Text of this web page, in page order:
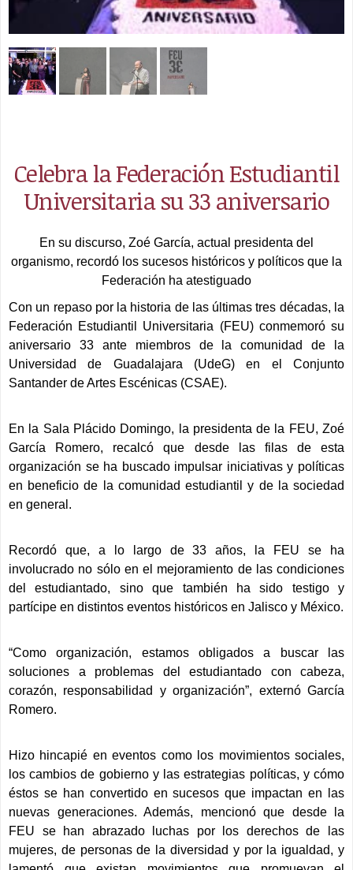
Celebra la Federación Estudiantil
Universitaria su 33 aniversario
En su discurso, Zoé García, actual presidenta del
organismo, recordó los sucesos históricos y políticos que la
Federación ha atestiguado
Con un repaso por la historia de las últimas tres décadas, la
Federación Estudiantil Universitaria (FEU) conmemoró su
aniversario 33 ante miembros de la comunidad de la
Universidad de Guadalajara (UdeG) en el Conjunto
Santander de Artes Escénicas (CSAE).
En la Sala Plácido Domingo, la presidenta de la FEU, Zoé
García Romero, recalcó que desde las filas de esta
organización se ha buscado impulsar iniciativas y políticas
en beneficio de la comunidad estudiantil y de la sociedad
en general.
Recordó que, a lo largo de 33 años, la FEU se ha
involucrado no sólo en el mejoramiento de las condiciones
del estudiantado, sino que también ha sido testigo y
partícipe en distintos eventos históricos en Jalisco y México.
“Como organización, estamos obligados a buscar las
soluciones a problemas del estudiantado con cabeza,
corazón, responsabilidad y organización”, externó García
Romero.
Hizo hincapié en eventos como los movimientos sociales,
los cambios de gobierno y las estrategias políticas, y cómo
éstos se han convertido en sucesos que impactan en las
nuevas generaciones. Además, mencionó que desde la
FEU se han abrazado luchas por los derechos de las
mujeres, de personas de la diversidad y por la igualdad, y